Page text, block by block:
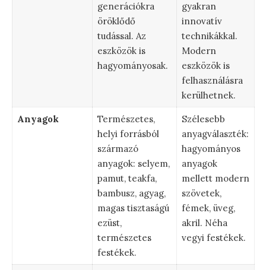
generációkra
öröklődő
tudással. Az
eszközök is
hagyományosak.
gyakran
innovatív
technikákkal.
Modern
eszközök is
felhasználásra
kerülhetnek.
Anyagok
Természetes,
helyi forrásból
származó
anyagok: selyem,
pamut, teakfa,
bambusz, agyag,
magas tisztaságú
ezüst,
természetes
festékek.
Szélesebb
anyagválaszték:
hagyományos
anyagok
mellett modern
szövetek,
fémek, üveg,
akril. Néha
vegyi festékek.